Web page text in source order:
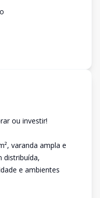
ou investir!
varanda ampla e
distribuída,
e ambientes